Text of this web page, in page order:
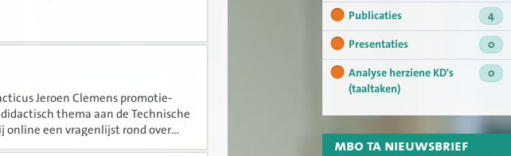
Publicaties
4
Presentaties
0
Analyse herziene KD's
(taaltaken)
0
mbo ta nieuwsbrief
Jeroen Clemens promotie-
thema aan de Technische
een vragenlijst rond over...